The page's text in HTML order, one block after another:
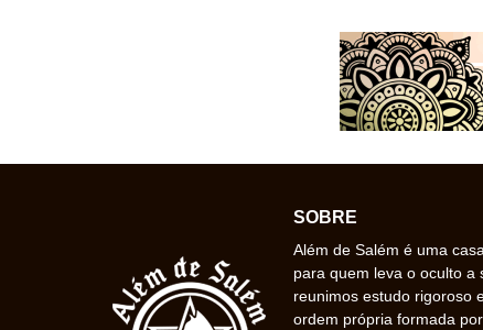
SOBRE
Além de Salém é uma
para quem leva o oculto a
reunimos estudo rigoroso
ordem própria formada